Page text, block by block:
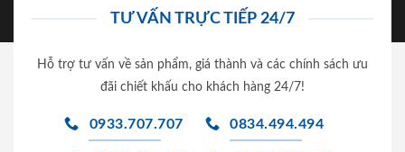
TƯ VẤN TRỰC TIẾP 24/7
Hỗ trợ tư vấn về sản phẩm, giá thành và các chính sách ưu
đãi chiết khấu cho khách hàng 24/7!
0933.707.707 0834.494.494